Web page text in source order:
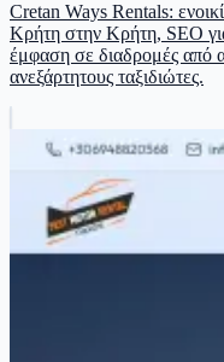
Cretan Ways Rentals:
Κρήτη στην Κρήτη, SEO
έμφαση σε διαδρομές από
ανεξάρτητους ταξιδιώτες.